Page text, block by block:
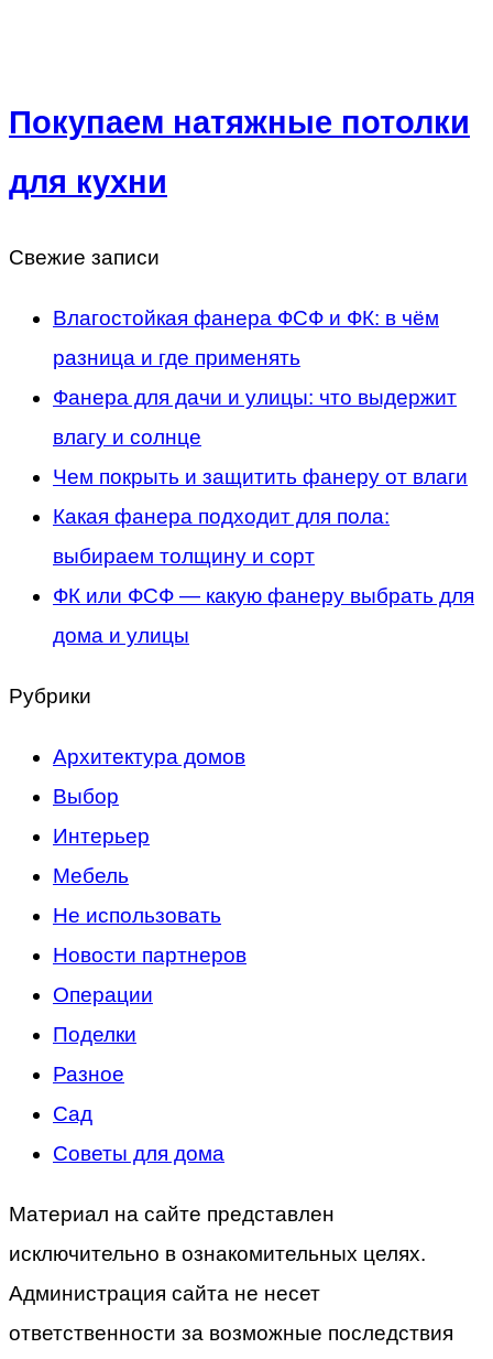
Покупаем натяжные потолки
для кухни
Свежие записи
Влагостойкая фанера ФСФ и ФК: в чём
разница и где применять
Фанера для дачи и улицы: что выдержит
влагу и солнце
Чем покрыть и защитить фанеру от влаги
Какая фанера подходит для пола:
выбираем толщину и сорт
ФК или ФСФ — какую фанеру выбрать для
дома и улицы
Рубрики
Архитектура домов
Выбор
Интерьер
Мебель
Не использовать
Новости партнеров
Операции
Поделки
Разное
Сад
Советы для дома
Материал на сайте представлен
исключительно в ознакомительных целях.
Администрация сайта не несет
ответственности за возможные последствия